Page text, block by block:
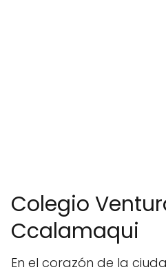
Colegio
Ccalamaqui
En el corazón de la